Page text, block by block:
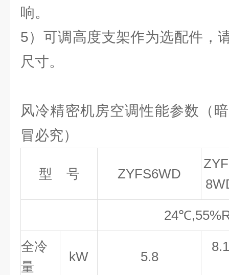
响。
5）可调高度支架作为选配件，
尺寸。
风冷精密机房空调性能参数（
冒必究）
型 号 ZYFS6WD
24℃,55
全冷
量
kW 5.8
8.1